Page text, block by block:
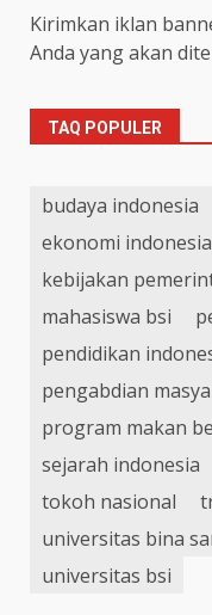
Kirimkan iklan
Anda yang akan
TAQ POPULER
budaya indonesia
ekonomi indonesia
kebijakan
mahasiswa bsi
pendidikan
pengabdian
program makan
sejarah indonesia
tokoh nasional
universitas bina
universitas bsi